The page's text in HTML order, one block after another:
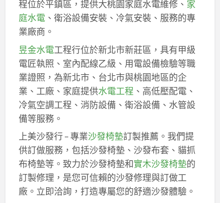
程位於平鎮區，提供大桃園家庭水電維修、 家
庭水電、衛浴設備安裝、冷氣安裝、服務的專
業廠商。
昱金水電工程行位於新北市新莊區，具有甲級
電匠執照、室內配線乙級、用電設備檢驗等職
業證照，為新北市、台北市與桃園地區的企
業、工廠、家庭提供水電工程 、高低壓配電、
冷氣空調工程、消防設備、衛浴設備、水管設
備等服務。
上美沙發行 – 專業沙發椅墊訂製推薦。我們提
供訂做服務，包括沙發椅墊、沙發布套、貓抓
布椅墊等。致力於沙發椅墊和實木沙發椅墊的
訂製修理，是您可信賴的沙發修理與訂做工
廠。立即洽詢，打造專屬您的舒適沙發體驗。